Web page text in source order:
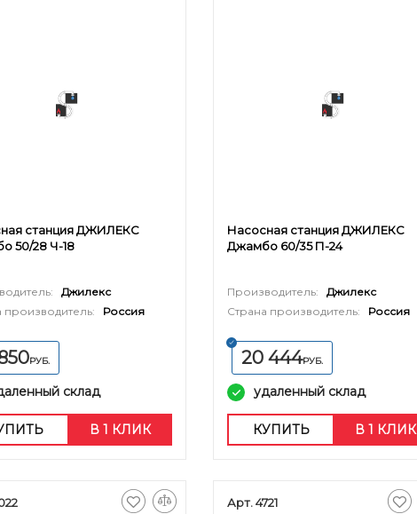
станция ДЖИЛЕКС
50/28 Ч-18
Джилекс
производитель:
Россия
РУБ.
склад
В 1 КЛИК
Насосная станция ДЖИЛЕКС
Джамбо 60/35 П-24
Производитель:
Джилекс
Страна производитель:
Россия
20 444РУБ.
удаленный склад
КУПИТЬ В 1 КЛИК
Арт. 4721